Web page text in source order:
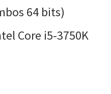
64 bits)
Core i5-3750K